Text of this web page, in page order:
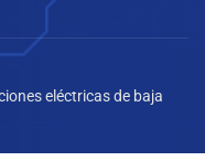
eléctricas de baja